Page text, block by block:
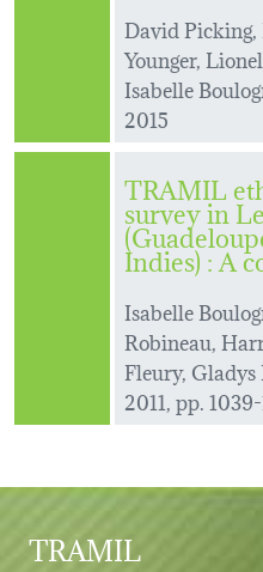
David
Younger,
Isabelle
2015
TRAMIL
survey in
Indies) : A
Isabelle
Robineau,
Fleury,
2011, pp.
TRAMIL